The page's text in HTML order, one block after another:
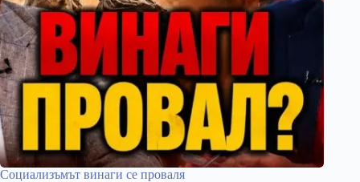
Социализъмът винаги се проваля